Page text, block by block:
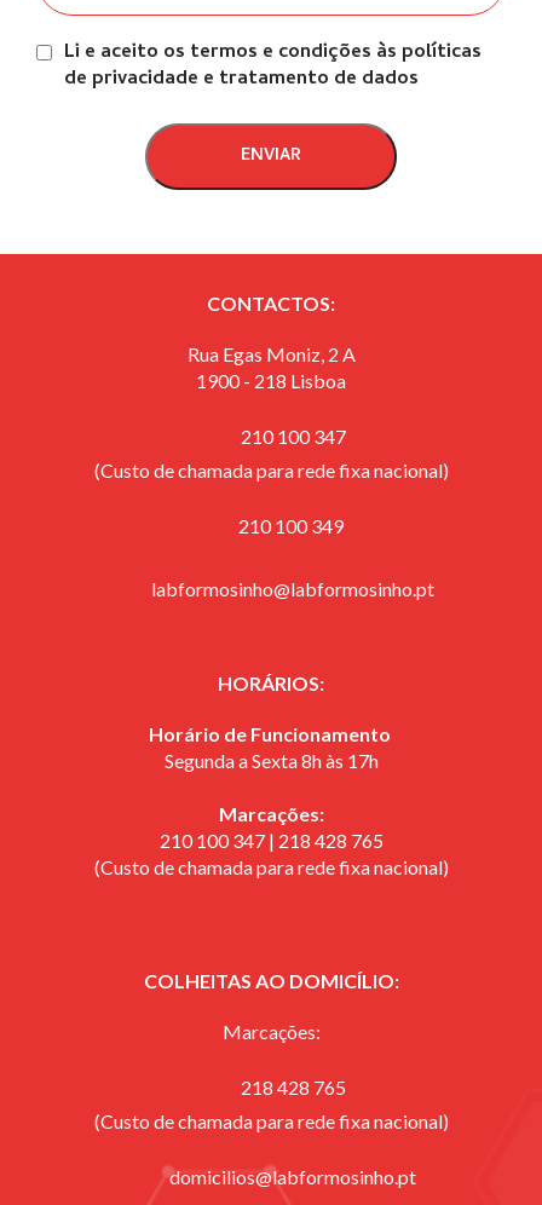
Li e aceito os termos e condições às políticas
de privacidade e tratamento de dados
ENVIAR
CONTACTOS:
Rua Egas Moniz, 2 A
1900 - 218 Lisboa
210 100 347
(Custo de chamada para rede fixa nacional)
​ 210 100 349
labformosinho@labformosinho.pt
HORÁRIOS:
Horário de Funcionamento
Segunda a Sexta 8h às 17h
Marcações:
210 100 347 | 218 428 765
(Custo de chamada para rede fixa nacional)
COLHEITAS AO DOMICÍLIO:
Marcações:
218 428 765
(Custo de chamada para rede fixa nacional)
domicilios@labformosinho.pt